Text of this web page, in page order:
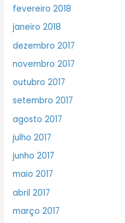
fevereiro 2018
janeiro 2018
dezembro 2017
novembro 2017
outubro 2017
setembro 2017
agosto 2017
julho 2017
junho 2017
maio 2017
abril 2017
março 2017